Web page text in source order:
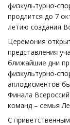
физкультурно-
продлится до 7
летию создания
Церемония
представления
ближайшие дни
физкультурно-
аплодисментов
Финала
команд – семья
С